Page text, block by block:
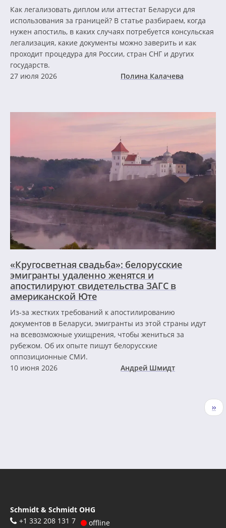
Как легализовать диплом или аттестат Беларуси для
использования за границей? В статье разбираем, когда
нужен апостиль, в каких случаях потребуется консульская
легализация, какие документы можно заверить и как
проходит процедура для России, стран СНГ и других
государств.
27 июля 2026
Полина Калачева
«Кругосветная свадьба»: белорусские
эмигранты удаленно женятся и
апостилируют свидетельства ЗАГС в
американской Юте
Из-за жестких требований к апостилированию
документов в Беларуси, эмигранты из этой страны идут
на всевозможные ухищрения, чтобы жениться за
рубежом. Об их опыте пишут белорусские
оппозиционные СМИ.
10 июня 2026
Андрей Шмидт
››
Schmidt & Schmidt OHG
+1 332 208 131 7
offline